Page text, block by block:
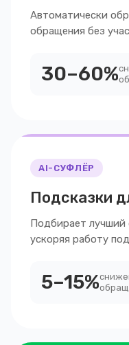
Автоматически
обращения без
30–60%
AI-СУФЛЁР
Подсказки
Подбирает лучший
ускоряя работу
5–15%